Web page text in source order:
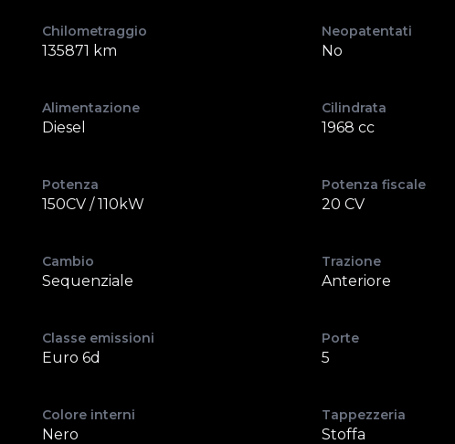
Chilometraggio
135871 km
Neopatentati
No
Alimentazione
Diesel
Cilindrata
1968 cc
Potenza
150CV / 110kW
Potenza fiscale
20 CV
Cambio
Sequenziale
Trazione
Anteriore
Classe emissioni
Euro 6d
Porte
5
Colore interni
Nero
Tappezzeria
Stoffa